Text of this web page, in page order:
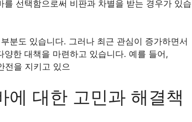
선택함으로써 비판과 차별을 받는 경우가 있습
분도 있습니다. 그러나 최근 관심이 증가하면서
한 대책을 마련하고 있습니다. 예를 들어,
전을 지키고 있으
에 대한 고민과 해결책